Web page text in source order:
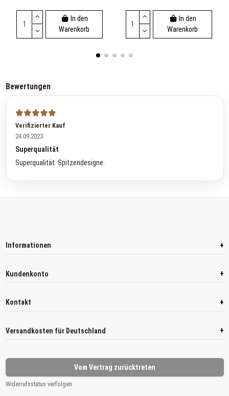
In den
Warenkorb
In den
Warenkorb
Bewertungen
Verifizierter Kauf
24.09.2023
Superqualität
Superqualität. Spitzendesigne.
Informationen +
Kundenkonto +
Kontakt +
Versandkosten für Deutschland +
Vom Vertrag zurücktreten
Widerrufsstatus verfolgen